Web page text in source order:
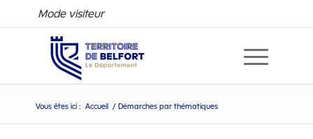
Mode visiteur
Vous êtes ici : Accueil / Démarches par thématiques